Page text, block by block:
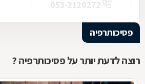
פסיכותרפיה
רוצה לדעת יותר על פסיכותרפיה ?